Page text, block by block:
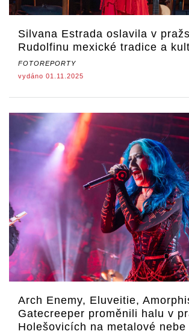
Silvana Estrada oslavila v
Rudolfinu mexické tradice a
FOTOREPORTY
vydáno 01.11.2025
Arch Enemy, Eluveitie,
Gatecreeper proměnili halu v
Holešovicích na metalové nebe